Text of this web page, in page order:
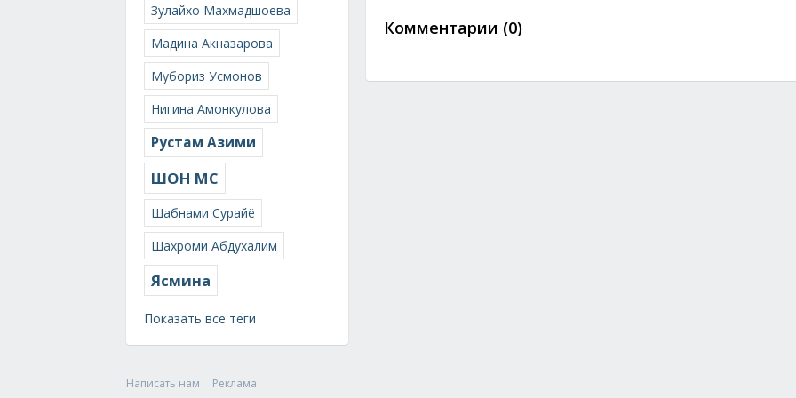
Зулайхо Махмадшоева
Мадина Акназарова
Мубориз Усмонов
Нигина Амонкулова
Рустам Азими
ШОН МС
Шабнами Сурайё
Шахроми Абдухалим
Ясмина
Показать все теги
Написать нам
Реклама
Комментарии (0)